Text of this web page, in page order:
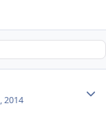
2014